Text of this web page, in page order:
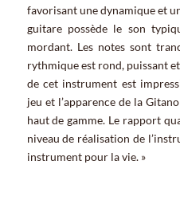
favorisant une dynamique et
guitare possède le son
mordant. Les notes sont
rythmique est rond, puissant
de cet instrument est
jeu et l’apparence de la
haut de gamme. Le rapport
niveau de réalisation de
instrument pour la vie. »